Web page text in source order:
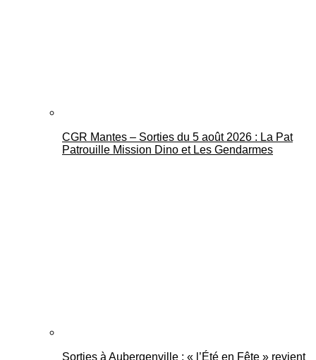
CGR Mantes – Sorties du 5 août 2026 : La Pat
Patrouille Mission Dino et Les Gendarmes
Sorties à Aubergenville : « l’Été en Fête » revient